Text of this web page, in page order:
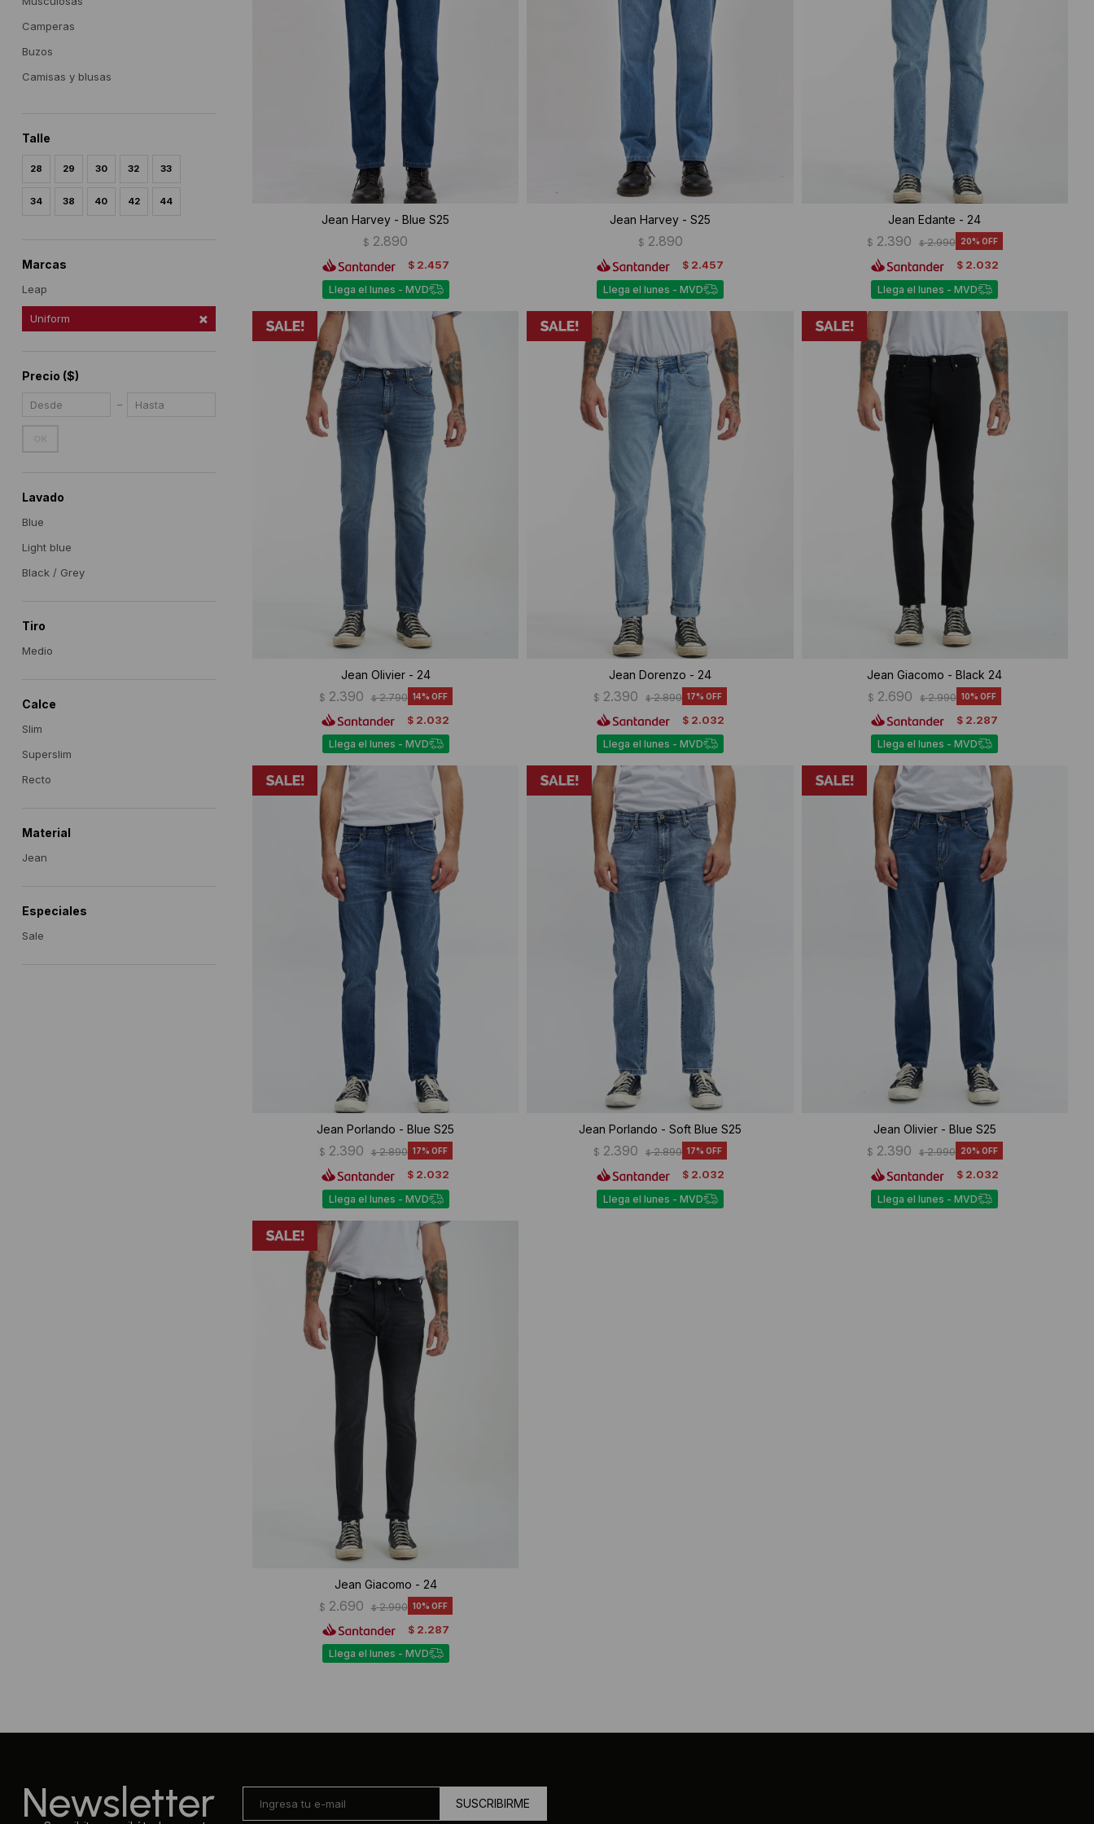
Jean Harvey - Blue S25
$ 2.890
$ 2.457
Llega el lunes - MVD
Jean Harvey - S25
$ 2.890
$ 2.457
Llega el lunes - MVD
Jean Edante - 24
$ 2.390 $ 2.990 20
$ 2.032
Llega el lunes - MVD
Jean Olivier - 24
$ 2.390 $ 2.790 14
$ 2.032
Llega el lunes - MVD
Jean Dorenzo - 24
$ 2.390 $ 2.890 17
$ 2.032
Llega el lunes - MVD
Jean Giacomo - Black 24
$ 2.690 $ 2.990 10
$ 2.287
Llega el lunes - MVD
Jean Porlando - Blue S25
$ 2.390 $ 2.890 17
$ 2.032
Llega el lunes - MVD
Jean Porlando - Soft Blue S25
$ 2.390 $ 2.890 17
$ 2.032
Llega el lunes - MVD
Jean Olivier - Blue S25
$ 2.390 $ 2.990 20
$ 2.032
Llega el lunes - MVD
Jean Giacomo - 24
$ 2.690 $ 2.990 10
$ 2.287
Llega el lunes - MVD
Camperas
Buzos
Camisas y blusas
Talle
28 29 30 32 33
34 38 40 42 44
Marcas
Leap
Uniform
Precio ($)
Lavado
Blue
Light blue
Black / Grey
Tiro
Medio
Calce
Slim
Superslim
Recto
Material
Jean
Especiales
Sale
Newsletter SUSCRIBIRME